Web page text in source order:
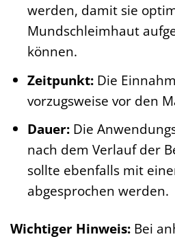
werden, damit sie
Mundschleimhaut
können.
Zeitpunkt:Die
vorzugsweise vor den
Dauer:Die
nach dem Verlauf der
sollte ebenfalls mit
abgesprochen werden.
Wichtiger Hinweis: Bei